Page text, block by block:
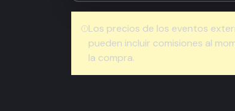
Los precios de los eventos
pueden incluir comisiones al
la compra.